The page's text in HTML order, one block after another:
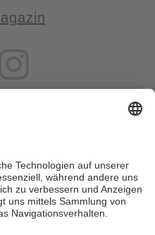
für alle, die Südtirol nicht nur
wollen – inklusive Tipps,
und Angeboten.